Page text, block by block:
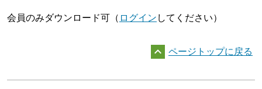
会員のみダウンロード可（ ログイン してください）
 ページトップに戻る